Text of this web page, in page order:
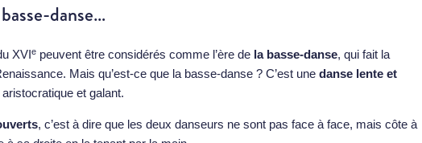
danse…
XVIe peuvent être considérés comme l’ère de la basse-danse, qui fait la
Mais qu’est-ce que la basse-danse ? C’est une danse lente et
et galant.
, c’est à dire que les deux danseurs ne sont pas face à face, mais côte à